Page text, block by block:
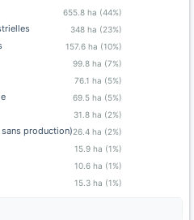
655.8 ha (44%)
348 ha (23%)
157.6 ha (10%)
99.8 ha (7%)
76.1 ha (5%)
69.5 ha (5%)
31.8 ha (2%)
production)26.4 ha (2%)
15.9 ha (1%)
10.6 ha (1%)
15.3 ha (1%)